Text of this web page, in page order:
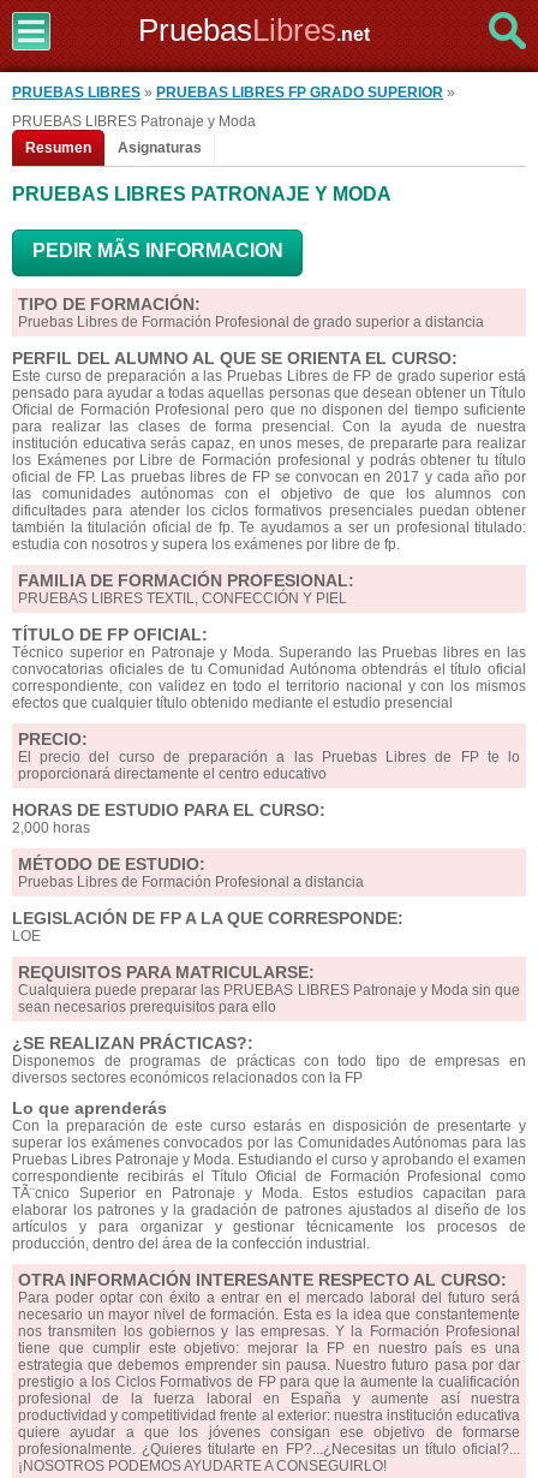
PruebasLibres.net
PRUEBAS LIBRES » PRUEBAS LIBRES FP GRADO SUPERIOR »
PRUEBAS LIBRES Patronaje y Moda
Resumen
Asignaturas
PRUEBAS LIBRES PATRONAJE Y MODA
PEDIR MÃS INFORMACION
TIPO DE FORMACIÓN:
Pruebas Libres de Formación Profesional de grado superior a distancia
PERFIL DEL ALUMNO AL QUE SE ORIENTA EL CURSO:
Este curso de preparación a las Pruebas Libres de FP de grado superior está
pensado para ayudar a todas aquellas personas que desean obtener un Título
Oficial de Formación Profesional pero que no disponen del tiempo suficiente
para realizar las clases de forma presencial. Con la ayuda de nuestra
institución educativa serás capaz, en unos meses, de prepararte para realizar
los Exámenes por Libre de Formación profesional y podrás obtener tu título
oficial de FP. Las pruebas libres de FP se convocan en 2017 y cada año por
las comunidades autónomas con el objetivo de que los alumnos con
dificultades para atender los ciclos formativos presenciales puedan obtener
también la titulación oficial de fp. Te ayudamos a ser un profesional titulado:
estudia con nosotros y supera los exámenes por libre de fp.
FAMILIA DE FORMACIÓN PROFESIONAL:
PRUEBAS LIBRES TEXTIL, CONFECCIÓN Y PIEL
TÍTULO DE FP OFICIAL:
Técnico superior en Patronaje y Moda. Superando las Pruebas libres en las
convocatorias oficiales de tu Comunidad Autónoma obtendrás el título oficial
correspondiente, con validez en todo el territorio nacional y con los mismos
efectos que cualquier título obtenido mediante el estudio presencial
PRECIO:
El precio del curso de preparación a las Pruebas Libres de FP te lo
proporcionará directamente el centro educativo
HORAS DE ESTUDIO PARA EL CURSO:
2,000 horas
MÉTODO DE ESTUDIO:
Pruebas Libres de Formación Profesional a distancia
LEGISLACIÓN DE FP A LA QUE CORRESPONDE:
LOE
REQUISITOS PARA MATRICULARSE:
Cualquiera puede preparar las PRUEBAS LIBRES Patronaje y Moda sin que
sean necesarios prerequisitos para ello
¿SE REALIZAN PRÁCTICAS?:
Disponemos de programas de prácticas con todo tipo de empresas en
diversos sectores económicos relacionados con la FP
Lo que aprenderás
Con la preparación de este curso estarás en disposición de presentarte y
superar los exámenes convocados por las Comunidades Autónomas para las
Pruebas Libres Patronaje y Moda. Estudiando el curso y aprobando el examen
correspondiente recibirás el Título Oficial de Formación Profesional como
TÃ¨cnico Superior en Patronaje y Moda. Estos estudios capacitan para
elaborar los patrones y la gradación de patrones ajustados al diseño de los
artículos y para organizar y gestionar técnicamente los procesos de
producción, dentro del área de la confección industrial.
OTRA INFORMACIÓN INTERESANTE RESPECTO AL CURSO:
Para poder optar con éxito a entrar en el mercado laboral del futuro será
necesario un mayor nivel de formación. Esta es la idea que constantemente
nos transmiten los gobiernos y las empresas. Y la Formación Profesional
tiene que cumplir este objetivo: mejorar la FP en nuestro país es una
estrategia que debemos emprender sin pausa. Nuestro futuro pasa por dar
prestigio a los Ciclos Formativos de FP para que la aumente la cualificación
profesional de la fuerza laboral en España y aumente así nuestra
productividad y competitividad frente al exterior: nuestra institución educativa
quiere ayudar a que los jóvenes consigan ese objetivo de formarse
profesionalmente. ¿Quieres titularte en FP?...¿Necesitas un título oficial?...
¡NOSOTROS PODEMOS AYUDARTE A CONSEGUIRLO!